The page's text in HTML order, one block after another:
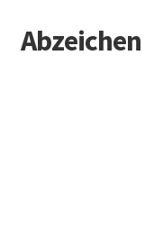
Zur
Navigation
Zum
Inhalt
Abzeichen